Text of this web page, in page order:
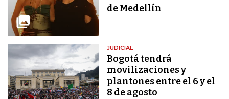
de Medellín
JUDICIAL
Bogotá tendrá
movilizaciones y
plantones entre el 6 y el
8 de agosto